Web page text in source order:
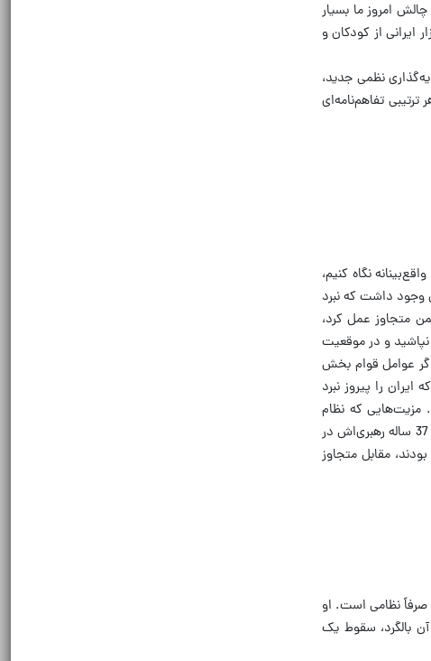
امروز ما بسیار
جنگ موجودیتی با ایران را عیان و با تمام توان برای حذف ایران اقدام کرد؛ خون بیش از 5 هزار ایرانی از کودکان و
نظمی جدید،
تفاهم‌نامه‌ای
نگاه کنیم،
وجود داشت که نبرد
متجاوز عمل کرد،
و در موقعیت
اگر عوامل قوام بخش
را پیروز نبرد
مزیت‌هایی که نظام
سیاسی ایران در این مبارزه از خود نشان داد، حاصل ریل‌گذاری‌هایی بود که رهبر شهید، حضرت آیت‌الله خامنه‌ای در دوره 37 ساله رهبری‌اش در
مقابل متجاوز
نظامی است. او
بالگرد، سقوط یک